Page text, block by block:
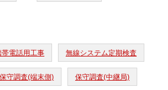
帯電話用工事 無線システム定期検査
保守調査(端末側) 保守調査(中継局)